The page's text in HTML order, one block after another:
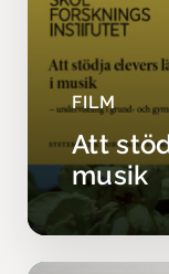
FILM
Att
musik